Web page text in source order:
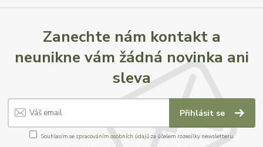
Zanechte nám kontakt a
neunikne vám žádná novinka ani
sleva
Přihlásit se
Souhlasím se zpracováním osobních údajůza účelem rozesílky newsletteru.